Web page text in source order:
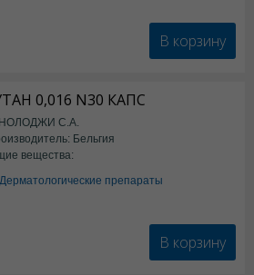
В корзину
0,016 N30 КАПС
С.А.
Бельгия
вещества:
Дерматологические препараты
В корзину